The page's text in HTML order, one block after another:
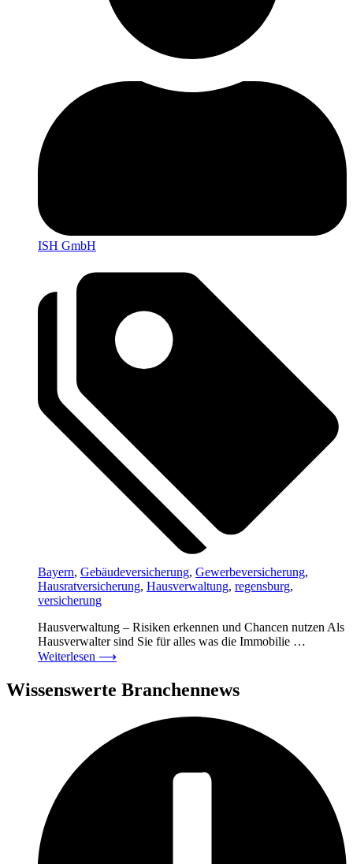
ISH GmbH
Bayern, Gebäudeversicherung, Gewerbeversicherung,
Hausratversicherung, Hausverwaltung, regensburg,
versicherung
Hausverwaltung – Risiken erkennen und Chancen nutzen Als
Hausverwalter sind Sie für alles was die Immobilie …
Weiterlesen ⟶
Wissenswerte Branchennews